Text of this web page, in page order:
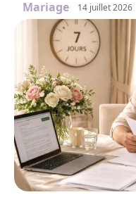
Mariage 14 juillet 2026